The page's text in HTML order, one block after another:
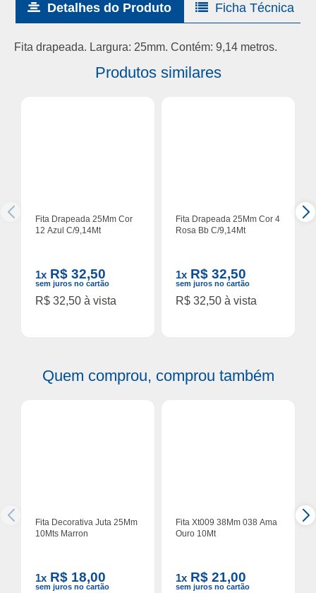
Detalhes do Produto Ficha Técnica
Fita drapeada. Largura: 25mm. Contém: 9,14 metros.
Produtos similares
Fita Drapeada 25Mm Cor
12 Azul C/9,14Mt
1x R$ 32,50
sem juros no cartão
R$ 32,50 à vista
Fita Drapeada 25Mm Cor 4
Rosa Bb C/9,14Mt
1x R$ 32,50
sem juros no cartão
R$ 32,50 à vista
Quem comprou, comprou também
Fita Decorativa Juta 25Mm
10Mts Marron
1x R$ 18,00
sem juros no cartão
Fita Xt009 38Mm 038 Ama
Ouro 10Mt
1x R$ 21,00
sem juros no cartão